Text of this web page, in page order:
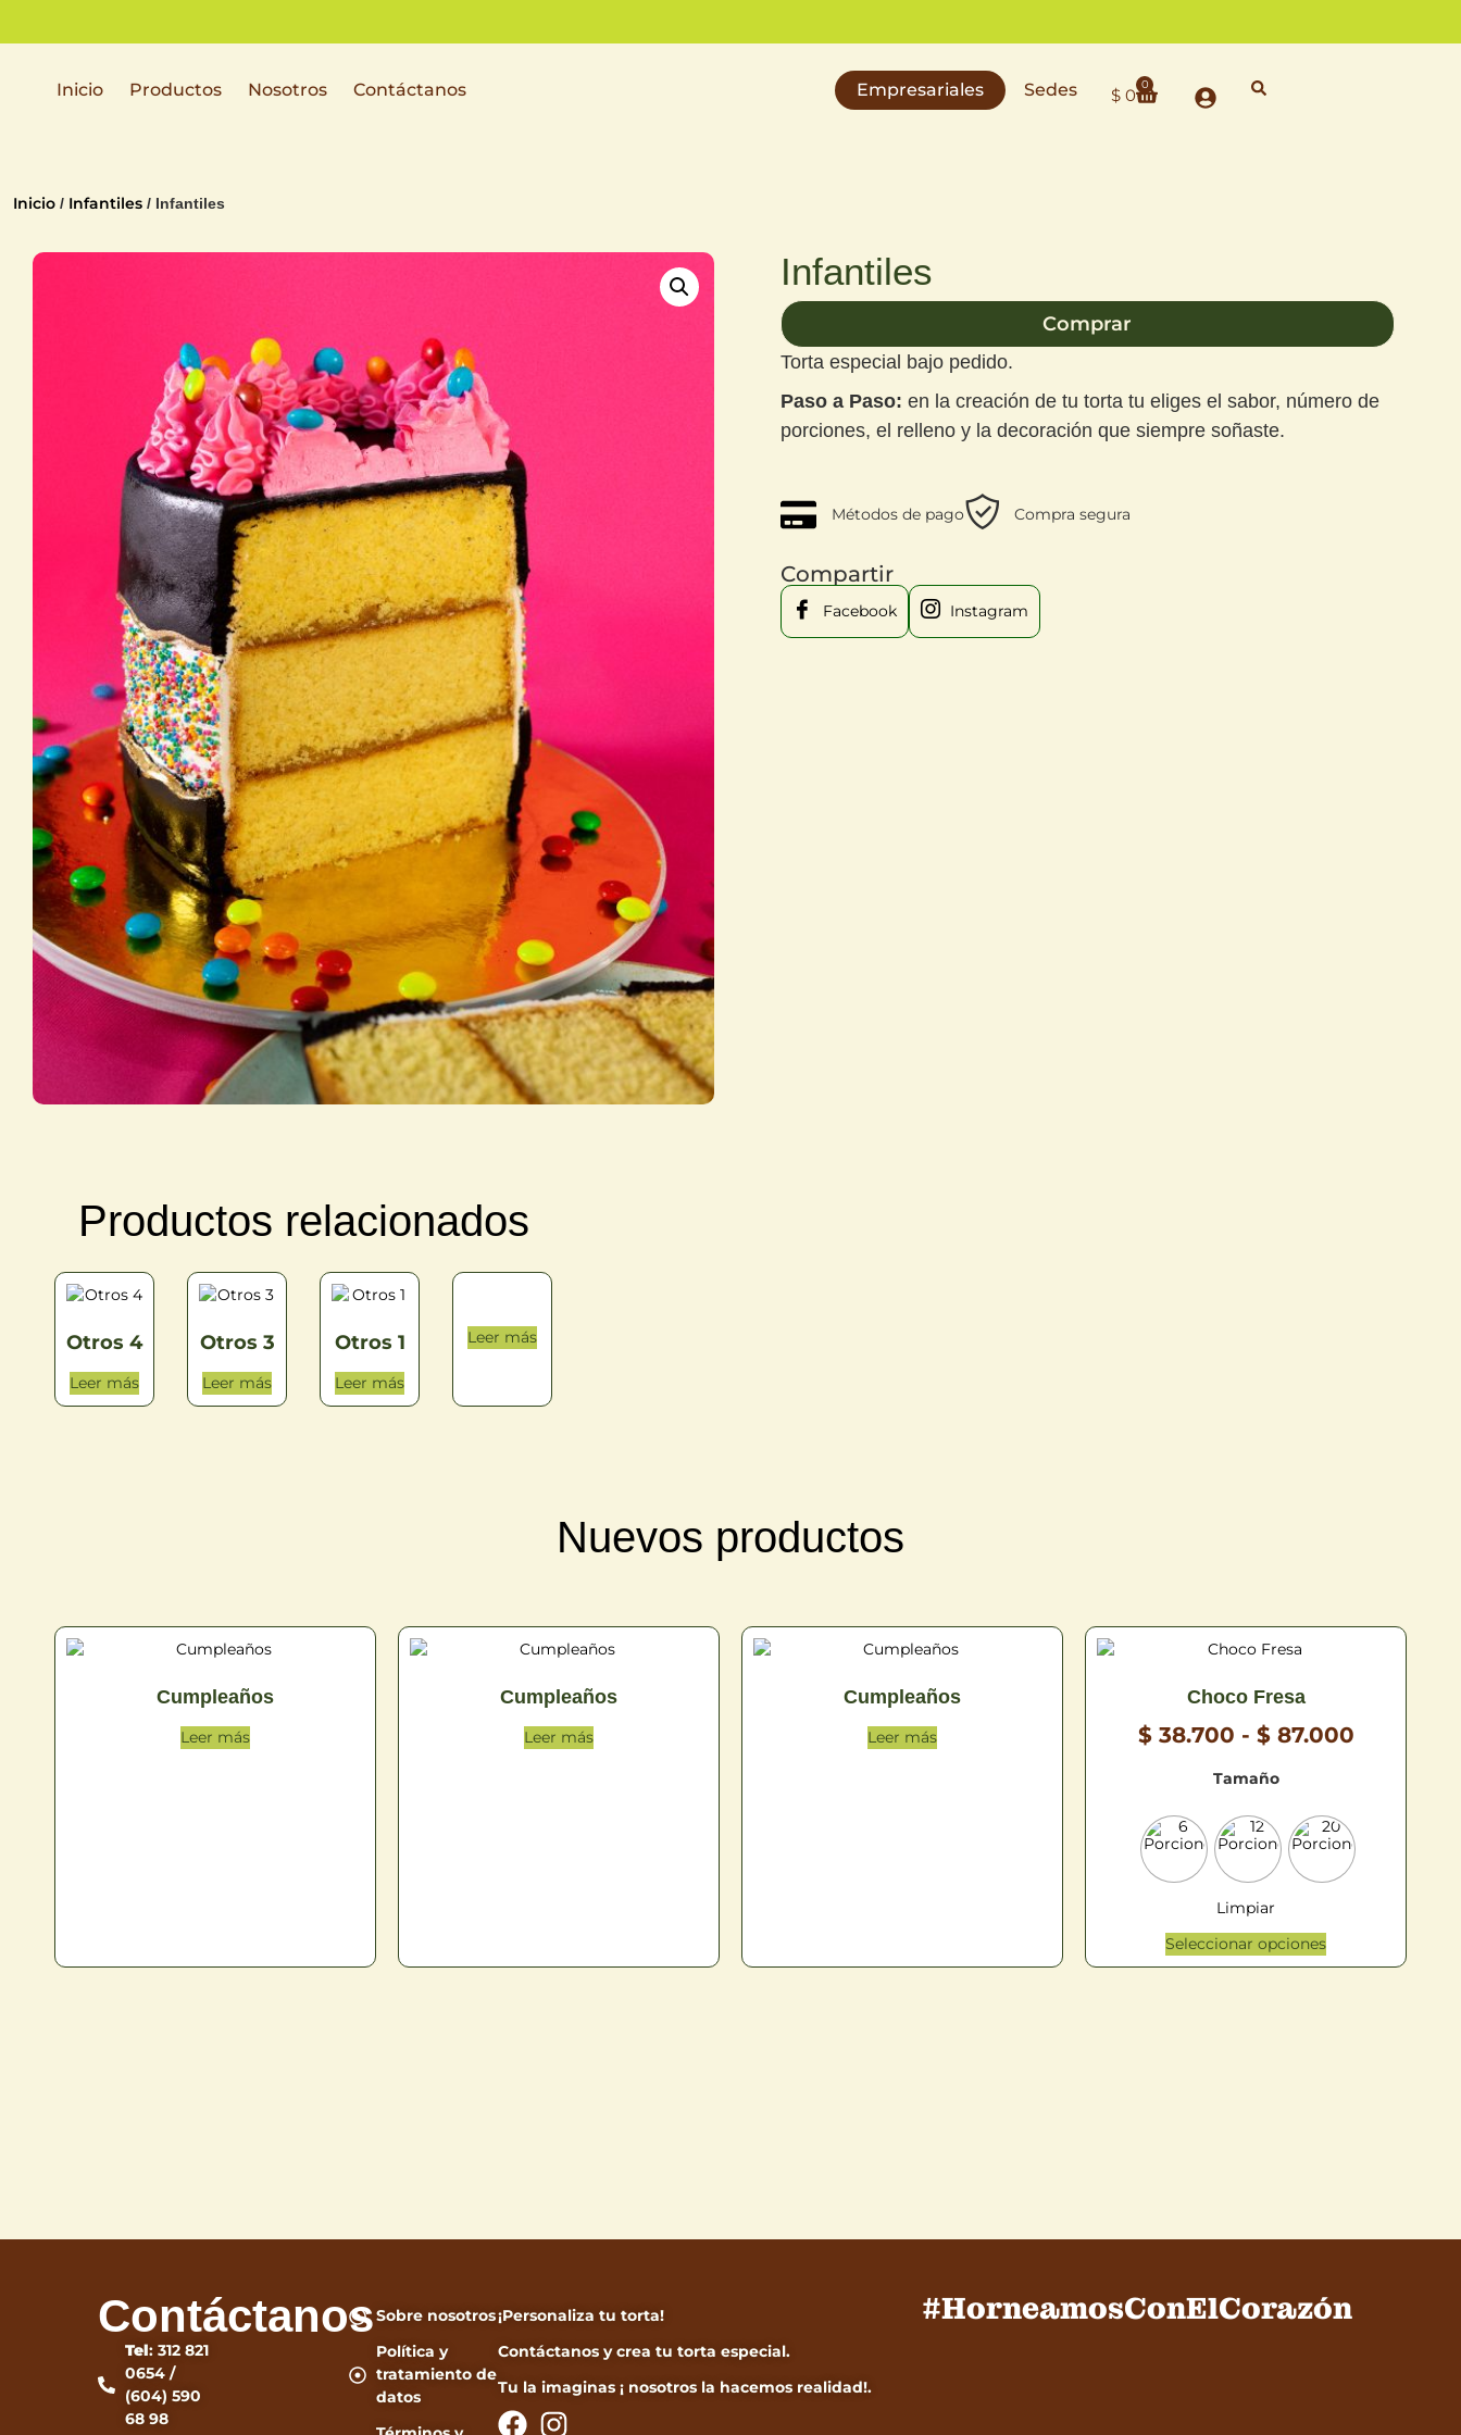
puntos
Inicio
Productos Nosotros Contáctanos Empresariales Sedes $ 0 0
Inicio / Infantiles / Infantiles
Infantiles
Comprar
Torta especial bajo pedido.
Paso a Paso: en la creación de tu torta tu eliges el sabor, número de
porciones, el relleno y la decoración que siempre soñaste.
Métodos de pago Compra segura
Compartir
Facebook Instagram
Productos relacionados
Otros 4
Leer más
Otros 3
Leer más
Otros 1
Leer más
Leer más
Nuevos productos
Cumpleaños
Leer más
Cumpleaños
Leer más
Cumpleaños
Leer más
Choco Fresa
$38.700 - $87.000
Tamaño
Limpiar
Seleccionar opciones
Contáctanos
Tel: 312 821
0654 /
(604) 590
68 98
Sobre nosotros
Política y
tratamiento de
datos
¡Personaliza tu torta!
Contáctanos y crea tu torta especial.
Tu la imaginas ¡ nosotros la hacemos realidad!.
#HorneamosConElCorazón